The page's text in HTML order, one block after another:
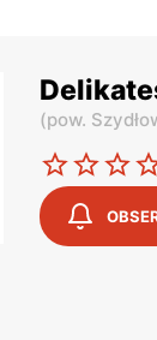
(pow.